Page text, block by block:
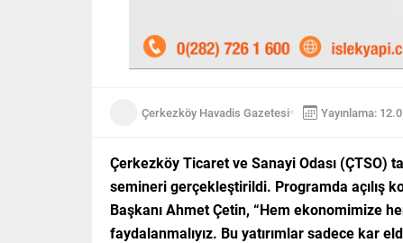
Çerkezköy Havadis Gazetesi Yayınlama:
Çerkezköy Ticaret ve Sanayi Odası (ÇTSO)
semineri gerçekleştirildi. Programda açılış
Başkanı Ahmet Çetin, “Hem ekonomimize
faydalanmalıyız. Bu yatırımlar sadece kar